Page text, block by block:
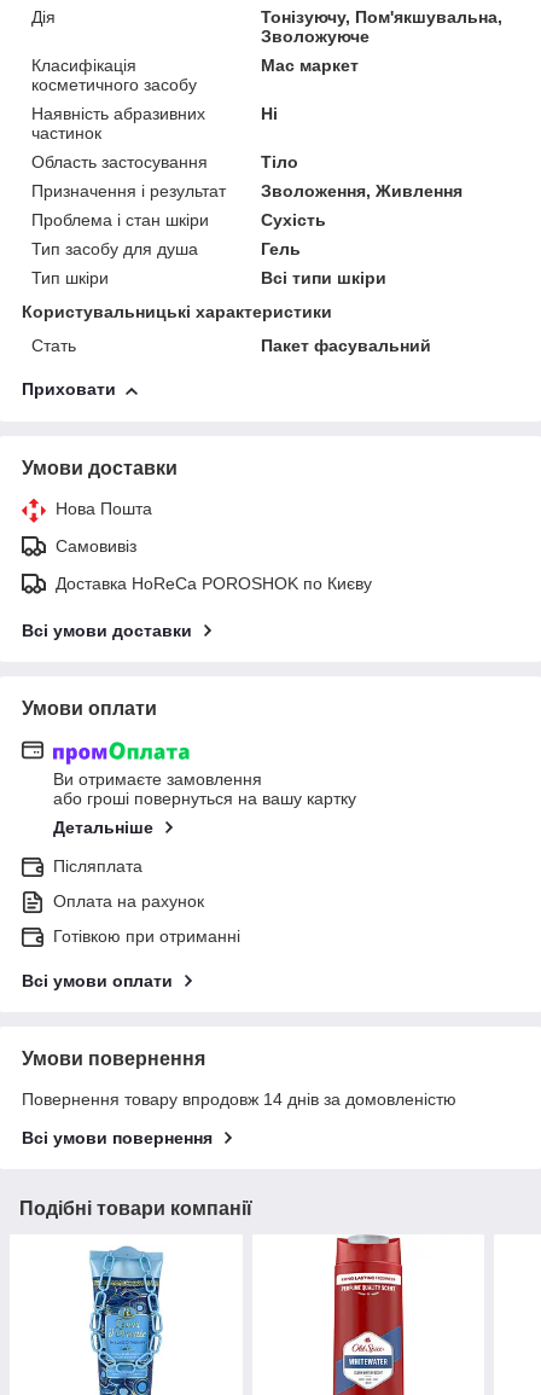
Дія
Тонізуючу, Пом'якшувальна,
Зволожуюче
Класифікація
косметичного засобу
Мас маркет
Наявність абразивних
частинок
Ні
Область застосування
Тіло
Призначення і результат
Зволоження, Живлення
Проблема і стан шкіри
Сухість
Тип засобу для душа
Гель
Тип шкіри
Всі типи шкіри
Користувальницькі характеристики
Стать
Пакет фасувальний
Приховати
Умови доставки
Нова Пошта
Самовивіз
Доставка HoReCa POROSHOK по Києву
Всі умови доставки
Умови оплати
Ви отримаєте замовлення
або гроші повернуться на вашу картку
Детальніше
Післяплата
Оплата на рахунок
Готівкою при отриманні
Всі умови оплати
Умови повернення
Повернення товару впродовж 14 днів за домовленістю
Всі умови повернення
Подібні товари компанії